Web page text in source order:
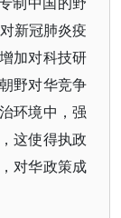
新冠肺炎疫
加对科技研
野对华竞争
环境中，强
这使得执政
对华政策成